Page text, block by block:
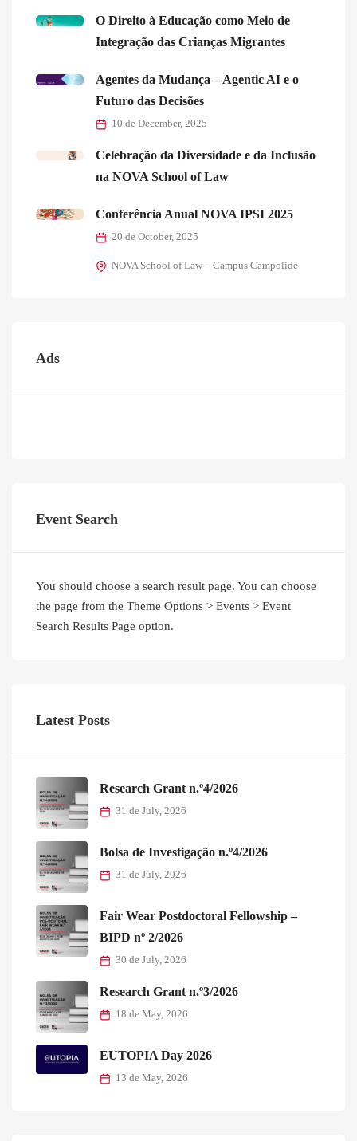
O Direito à Educação como Meio de
Integração das Crianças Migrantes
Agentes da Mudança – Agentic AI e o
Futuro das Decisões
10 de December, 2025
Celebração da Diversidade e da Inclusão
na NOVA School of Law
Conferência Anual NOVA IPSI 2025
20 de October, 2025
NOVA School of Law – Campus Campolide
Ads
Event Search
You should choose a search result page. You can choose
the page from the Theme Options > Events > Event
Search Results Page option.
Latest Posts
Research Grant n.º4/2026
31 de July, 2026
Bolsa de Investigação n.º4/2026
31 de July, 2026
Fair Wear Postdoctoral Fellowship –
BIPD nº 2/2026
30 de July, 2026
Research Grant n.º3/2026
18 de May, 2026
EUTOPIA Day 2026
13 de May, 2026